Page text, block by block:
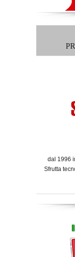
dal 1996
Sfrutta